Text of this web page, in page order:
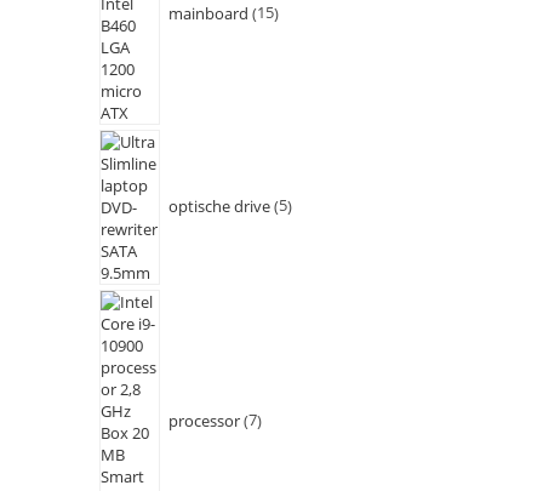
mainboard 15
optische drive 5
processor 7